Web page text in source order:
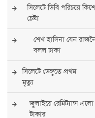
সিলেটে ডিবি পরিচয়ে
চেষ্টা
শেখ হাসিনা যেন
বলল ঢাকা
সিলেটে ডেঙ্গুতে প্রথম
মৃত্যু
জুলাইয়ে রেমিট্যান্স
টাকার